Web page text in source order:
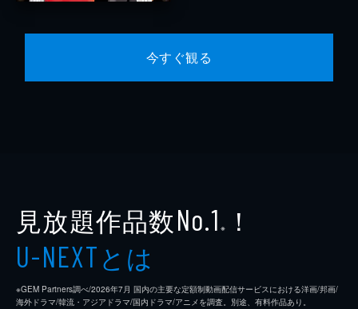
今すぐ観る
見放題作品数No.1 ※ ！
U-NEXTとは
※GEM Partners調べ/2026年7⽉ 国内の主要な定額制動画配信サービスにおける洋画/邦画/
海外ドラマ/韓流・アジアドラマ/国内ドラマ/アニメを調査。別途、有料作品あり。